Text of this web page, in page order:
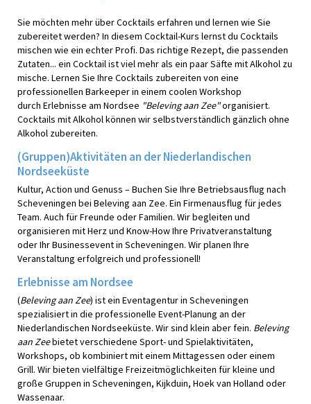
Sie möchten mehr über Cocktails erfahren und lernen wie Sie
zubereitet werden? In diesem Cocktail-Kurs lernst du Cocktails
mischen wie ein echter Profi. Das richtige Rezept, die passenden
Zutaten... ein Cocktail ist viel mehr als ein paar Säfte mit Alkohol zu
mische. Lernen Sie Ihre Cocktails zubereiten von eine
professionellen Barkeeper in einem coolen Workshop
durch Erlebnisse am Nordsee "Beleving aan Zee"organisiert.
Cocktails mit Alkohol können wir selbstverständlich gänzlich ohne
Alkohol zubereiten.
(Gruppen)Aktivitäten an der Niederlandischen
Nordseeküste
Kultur, Action und Genuss – Buchen Sie Ihre Betriebsausflug nach
Scheveningen bei Beleving aan Zee. Ein Firmenausflug für jedes
Team. Auch für Freunde oder Familien. Wir begleiten und
organisieren mit Herz und Know-How Ihre Privatveranstaltung
oder Ihr Businessevent in Scheveningen. Wir planen Ihre
Veranstaltung erfolgreich und professionell!
Erlebnisse am Nordsee
(Beleving aan Zee) ist ein Eventagentur in Scheveningen
spezialisiert in die professionelle Event-Planung an der
Niederlandischen Nordseeküste. Wir sind klein aber fein. Beleving
aan Zeebietet verschiedene Sport- und Spielaktivitäten,
Workshops, ob kombiniert mit einem Mittagessen oder einem
Grill. Wir bieten vielfältige Freizeitmöglichkeiten für kleine und
große Gruppen in Scheveningen, Kijkduin, Hoek van Holland oder
Wassenaar.